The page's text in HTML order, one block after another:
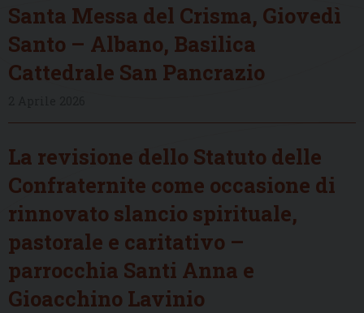
Santa Messa del Crisma, Giovedì
Santo – Albano, Basilica
Cattedrale San Pancrazio
La revisione dello Statuto delle
Confraternite come occasione di
rinnovato slancio spirituale,
pastorale e caritativo –
parrocchia Santi Anna e
Gioacchino Lavinio